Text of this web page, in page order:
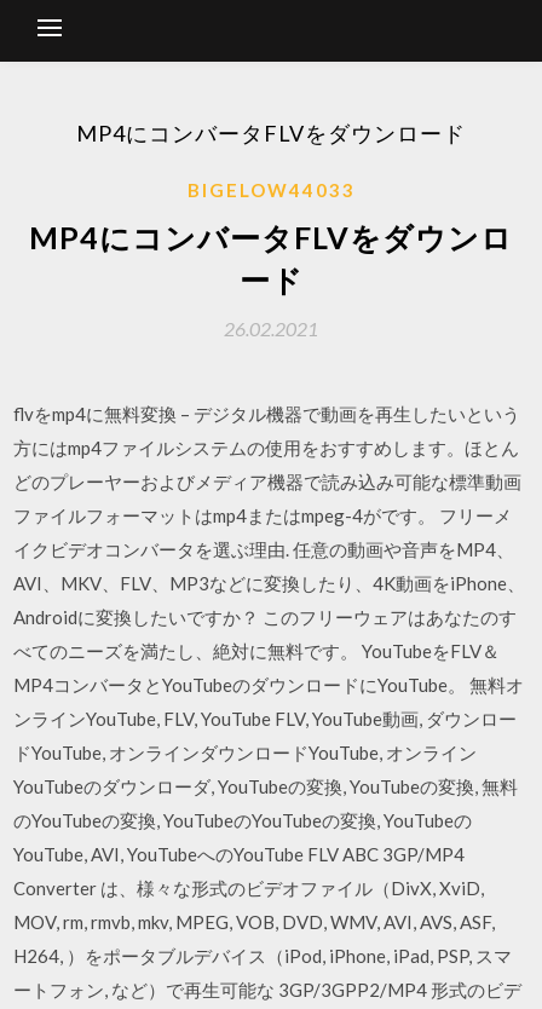
MP4にコンバータFLVをダウンロード
BIGELOW44033
MP4にコンバータFLVをダウンロ
ード
26.02.2021
flvをmp4に無料変換 – デジタル機器で動画を再生したいという
方にはmp4ファイルシステムの使用をおすすめします。ほとん
どのプレーヤーおよびメディア機器で読み込み可能な標準動画
ファイルフォーマットはmp4またはmpeg-4がです。 フリーメ
イクビデオコンバータを選ぶ理由. 任意の動画や音声をMP4、
AVI、MKV、FLV、MP3などに変換したり、4K動画をiPhone、
Androidに変換したいですか？ このフリーウェアはあなたのす
べてのニーズを満たし、絶対に無料です。 YouTubeをFLV＆
MP4コンバータとYouTubeのダウンロードにYouTube。 無料オ
ンラインYouTube, FLV, YouTube FLV, YouTube動画, ダウンロー
ドYouTube, オンラインダウンロードYouTube, オンライン
YouTubeのダウンローダ, YouTubeの変換, YouTubeの変換, 無料
のYouTubeの変換, YouTubeのYouTubeの変換, YouTubeの
YouTube, AVI, YouTubeへのYouTube FLV ABC 3GP/MP4
Converter は、様々な形式のビデオファイル（DivX, XviD,
MOV, rm, rmvb, mkv, MPEG, VOB, DVD, WMV, AVI, AVS, ASF,
H264, ）をポータブルデバイス（iPod, iPhone, iPad, PSP, スマ
ートフォン, など）で再生可能な 3GP/3GPP2/MP4 形式のビデ